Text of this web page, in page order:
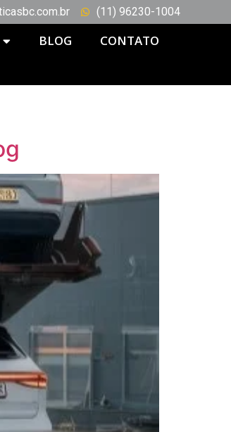
(11) 96230-1004
BLOG CONTATO